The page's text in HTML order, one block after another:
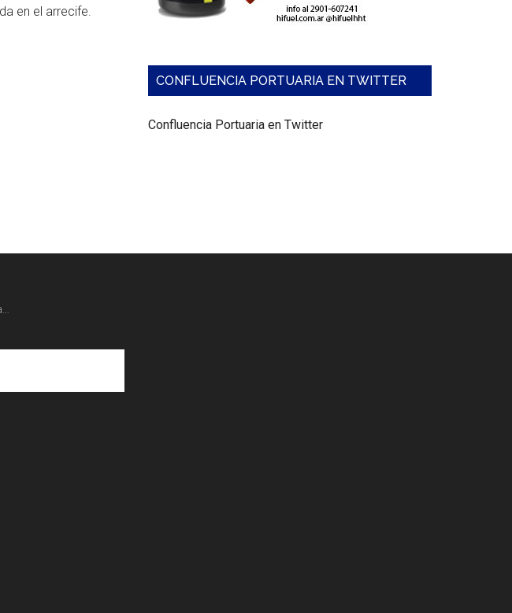
en el arrecife.
CONFLUENCIA PORTUARIA EN TWITTER
Confluencia Portuaria en Twitter